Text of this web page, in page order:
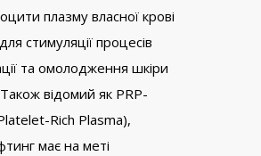
плазму власної крові
стимуляції процесів
та омолодження шкіри
відомий як PRP-
Rich Plasma),
має на меті